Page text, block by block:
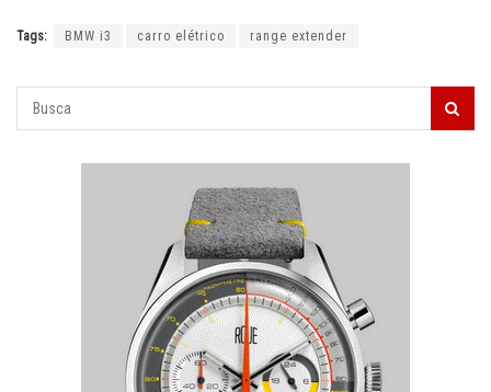
Tags: BMW i3 carro elétrico range extender